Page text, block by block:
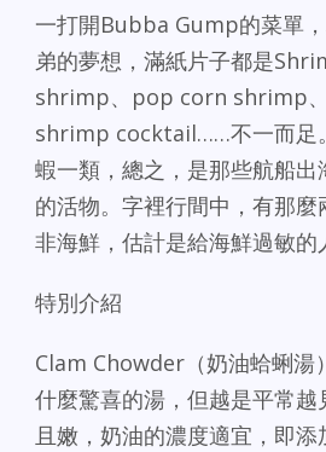
一打開Bubba Gump的菜單
弟的夢想，滿紙片子都是
shrimp、pop corn shrimp
shrimp cocktail……不一而足
蝦一類，總之，是那些航船出
的活物。字裡行間中，有那
非海鮮，估計是給海鮮過敏的
特別介紹
Clam Chowder（奶油蛤蜊湯
什麼驚喜的湯，但越是平常
且嫩，奶油的濃度適宜，即